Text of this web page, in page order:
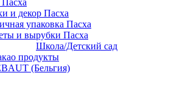
и декор Пасха
упаковка Пасха
и вырубки Пасха
Школа/Детский сад
продукты
(Бельгия)